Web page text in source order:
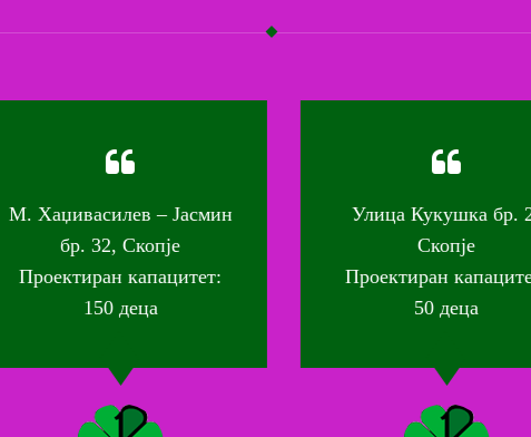
М. Хаџивасилев – Јасмин
бр. 32, Скопје
Проектиран капацитет:
150 деца
Улица Кукушка бр. 2,
Скопје
Проектиран капацитет:
50 деца